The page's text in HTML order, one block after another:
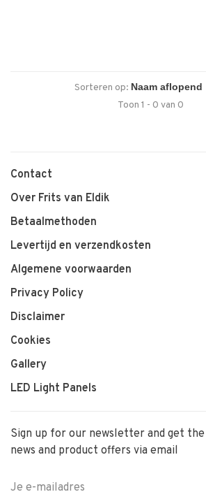
Sorteren op:
Toon 1 - 0 van 0
Contact
Over Frits van Eldik
Betaalmethoden
Levertijd en verzendkosten
Algemene voorwaarden
Privacy Policy
Disclaimer
Cookies
Gallery
LED Light Panels
Sign up for our newsletter and get
news and product offers via email